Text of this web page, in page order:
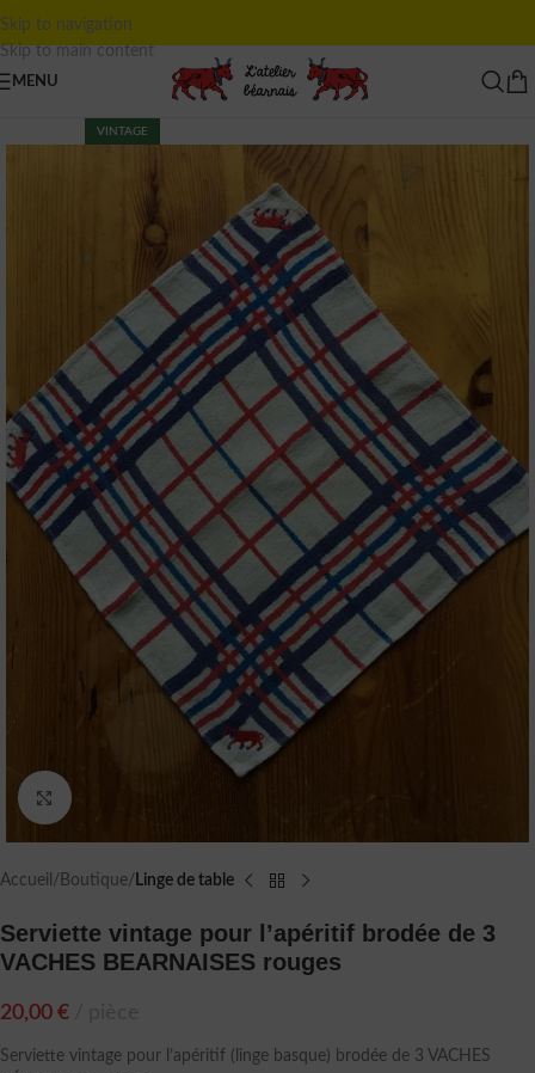
Skip to navigation
Skip to main content
MENU
VINTAGE
Accueil Boutique Linge de table
Serviette vintage pour l’apéritif brodée de 3
VACHES BEARNAISES rouges
20,00 €
Serviette vintage pour l’apéritif (linge basque) brodée de 3 VACHES